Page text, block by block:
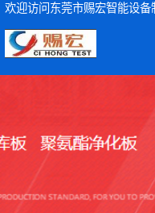
欢迎访问东莞市赐宏智能设备
东莞市赐宏智能设备制
AOI检测仪
ICT治具